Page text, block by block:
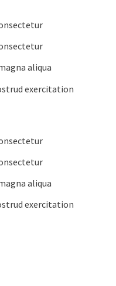
aliqua
exercitation
aliqua
exercitation